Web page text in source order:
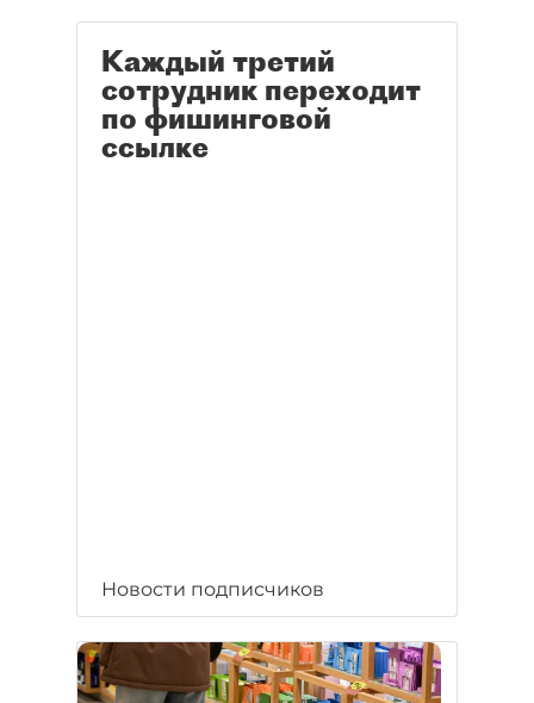
Каждый третий
сотрудник переходит
по фишинговой
ссылке
Новости подписчиков